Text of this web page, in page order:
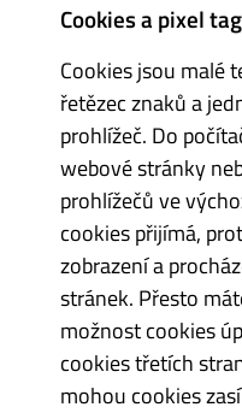
Cookies a pixel
Cookies jsou malé
řetězec znaků a
prohlížeč. Do
webové stránky
prohlížečů ve
cookies přijímá,
zobrazení a
stránek. Přesto
možnost cookies
cookies třetích
mohou cookies